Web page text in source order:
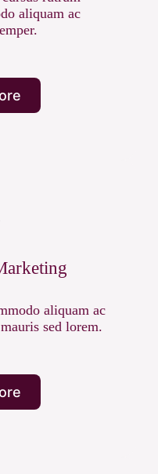
aliquam ac
aliquam ac
sed lorem.